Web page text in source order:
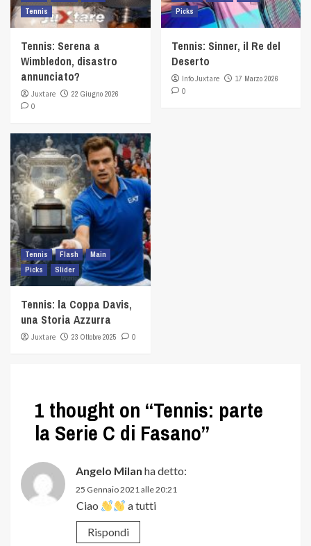
Tennis
Tennis: Serena a
Wimbledon, disastro
annunciato?
Juxtare
22 Giugno 2026
0
Picks
Tennis: Sinner, il Re del
Deserto
Info Juxtare
17 Marzo 2026
0
Tennis Flash
Main
Picks
Slider
Tennis: la Coppa Davis,
una Storia Azzurra
Juxtare 23 Ottobre 2025 0
1 thought on “Tennis: parte
la Serie C di Fasano”
Angelo Milan ha detto:
25 Gennaio 2021 alle 20:21
Ciao
a tutti
Rispondi